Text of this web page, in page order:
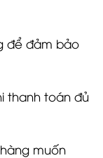
để đảm bảo
thanh toán đủ
muốn